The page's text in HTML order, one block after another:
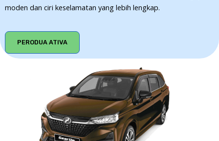
moden dan ciri keselamatan yang lebih lengkap.
PERODUA ATIVA